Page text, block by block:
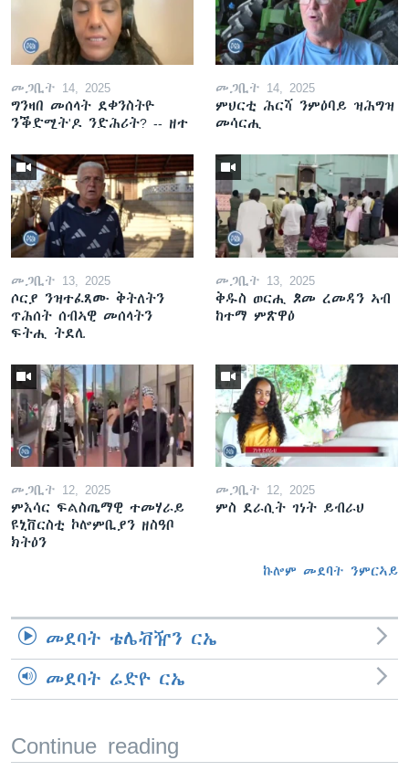
መጋቢት 14, 2025
ግንዛበ መሰላት ደቀንስትዮ
ንቕድሚት'ዶ ንድሕሪት? -- ዘተ
መጋቢት 14, 2025
ምህርቲ ሕርሻ ንምዕባይ ዝሕግዝ
መሳርሒ
መጋቢት 13, 2025
ሶርያ ንዝተፈጸሙ ቅትለትን
ጥሕሰት ሰብኣዊ መሰላትን
ፍትሒ ትደሊ
መጋቢት 13, 2025
ቅዱስ ወርሒ ጾመ ረመዳን ኣብ
ከተማ ምጽዋዕ
መጋቢት 12, 2025
ምእሳር ፍልስጤማዊ ተመሃራይ
ዩኒቨርስቲ ኮሎምቢያን ዘስዓቦ
ክትዕን
መጋቢት 12, 2025
ምስ ደራሲት ገነት ይብራህ
ኩሎም መደባት ንምርኣይ
መደባት ቴሌቭዥን ርኤ
መደባት ሬድዮ ርኤ
Continue reading